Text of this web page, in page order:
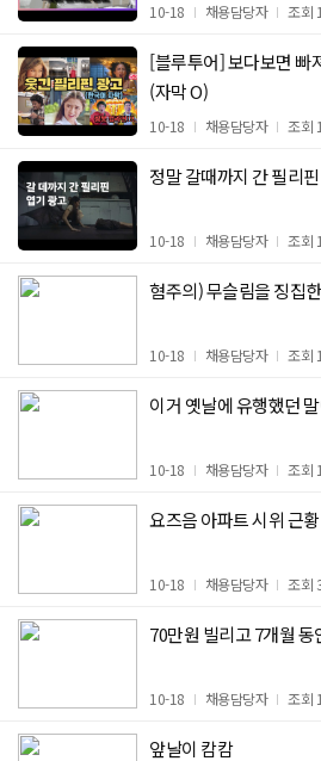
10-18 채용담당자 조회
[블루투어] 보다보면 빠
(자막 O)
10-18 채용담당자 조회
정말 갈때까지 간 필리
10-18 채용담당자 조회
혐주의) 무슬림을 징집
10-18 채용담당자 조회
이거 옛날에 유행했던
10-18 채용담당자 조회
요즈음 아파트 시위 근황
10-18 채용담당자 조회
70만원 빌리고 7개월 동
10-18 채용담당자 조회
앞날이 캄캄